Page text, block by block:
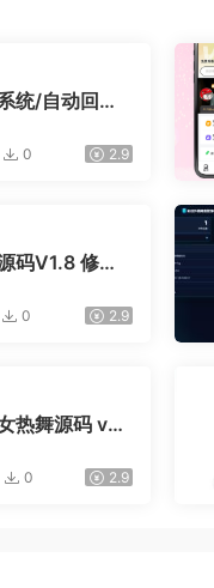
统/自动回复/
0 2.9
码V1.8 修复B
0 2.9
热舞源码 v6.
0 2.9